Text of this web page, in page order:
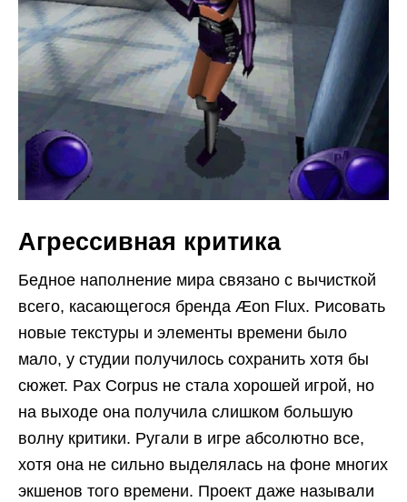
Агрессивная критика
Бедное наполнение мира связано с вычисткой
всего, касающегося бренда Æon Flux. Рисовать
новые текстуры и элементы времени было
мало, у студии получилось сохранить хотя бы
сюжет. Pax Corpus не стала хорошей игрой, но
на выходе она получила слишком большую
волну критики. Ругали в игре абсолютно все,
хотя она не сильно выделялась на фоне многих
экшенов того времени. Проект даже называли